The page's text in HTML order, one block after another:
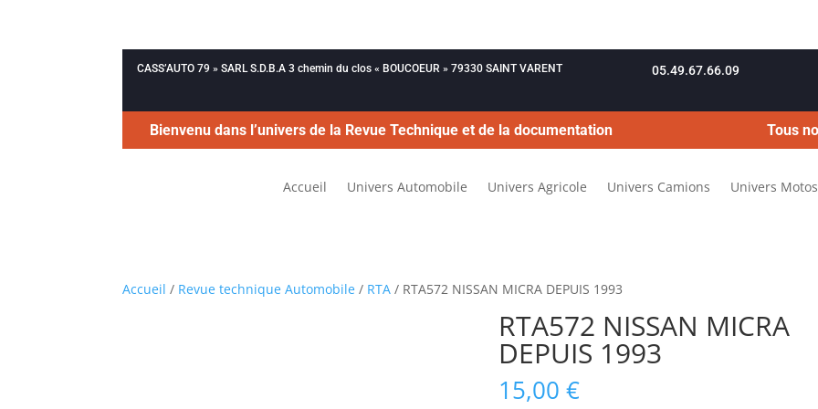
CASS’AUTO 79 » SARL S.D.B.A 3 chemin du clos « BOUCOEUR » 79330 SAINT VARENT 05.49.67.66.09
Bienvenu dans l’univers de la Revue Technique et de la documentation Tous
Accueil Univers Automobile Univers Agricole Univers Camions Univers Motos
Accueil / Revue technique Automobile / RTA / RTA572 NISSAN MICRA DEPUIS 1993
RTA572 NISSAN MICRA
DEPUIS 1993
15,00€